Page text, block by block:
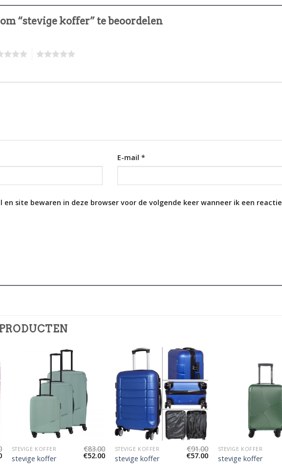
“stevige koffer” te beoordelen
E-mail *
en site bewaren in deze browser voor de volgende keer wanneer ik een reactie
STEVIGE KOFFER
stevige koffer
€83.00
€52.00
STEVIGE KOFFER
stevige koffer
€91.00
€57.00
STEVIGE KOFFER
stevige koffer